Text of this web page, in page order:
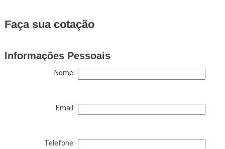
Faça sua cotação
Informações Pessoais
Nome:
Email:
Telefone: